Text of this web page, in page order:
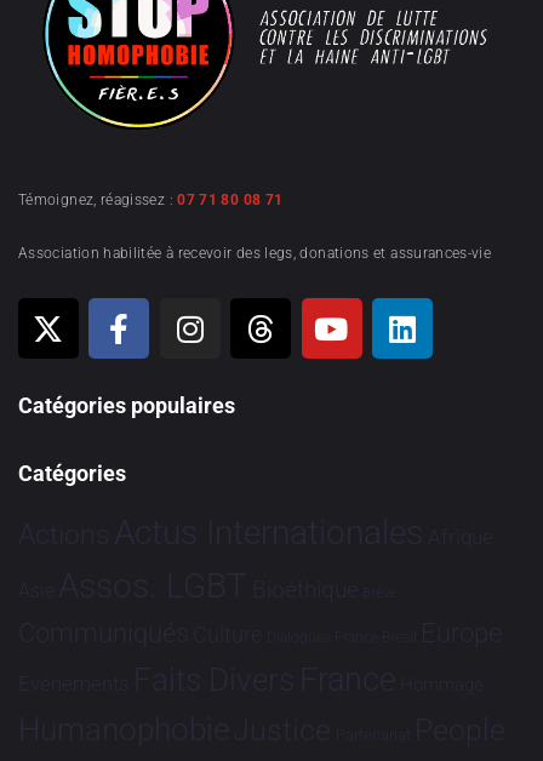
Témoignez, réagissez :07 71 80 08 71
Association habilitée à recevoir des legs, donations et assurances-vie
Catégories populaires
Catégories
Actions Actus Internationales Afrique
Asie Assos. LGBT Bioéthique Brève
Communiqués Culture Dialogues France-Brésil Europe
Evénements Faits Divers France Hommage
HumanophobieJustice Partenariat People